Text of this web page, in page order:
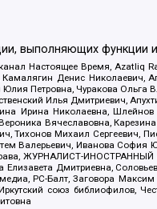
выполняющих функции
Настоящее Время, Azatliq
Денис
Петровна, Чуракова
Илья Дмитриевич,
Ирина Николаевна,
Вячеславовна,
Михаил Сергеевич,
Валерьевич, Иванова
ЖУРНАЛИСТ-ИНОСТРАННЫЙ
Елизавета Дмитриевна,
РС-Балт, Заговора
союз библиофилов,